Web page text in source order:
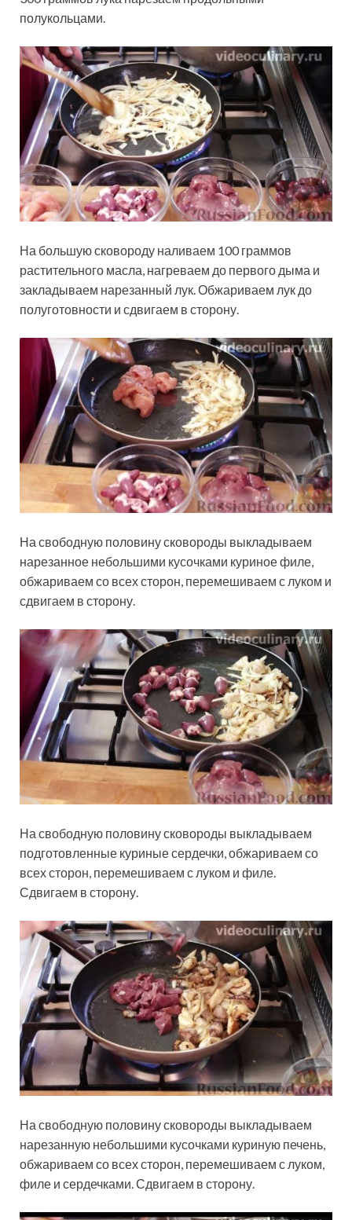
полукольцами.
На большую сковороду наливаем 100 граммов
растительного масла, нагреваем до первого дыма и
закладываем нарезанный лук. Обжариваем лук до
полуготовности и сдвигаем в сторону.
На свободную половину сковороды выкладываем
нарезанное небольшими кусочками куриное филе,
обжариваем со всех сторон, перемешиваем с луком и
сдвигаем в сторону.
На свободную половину сковороды выкладываем
подготовленные куриные сердечки, обжариваем со
всех сторон, перемешиваем с луком и филе.
Сдвигаем в сторону.
На свободную половину сковороды выкладываем
нарезанную небольшими кусочками куриную печень,
обжариваем со всех сторон, перемешиваем с луком,
филе и сердечками. Сдвигаем в сторону.